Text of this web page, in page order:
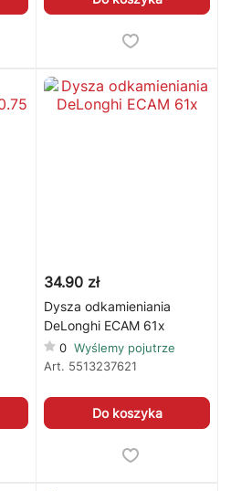
34.90 zł
Dysza odkamieniania
DeLonghi ECAM 61x
0 Wyślemy pojutrze
Art. 5513237621
Do koszyka